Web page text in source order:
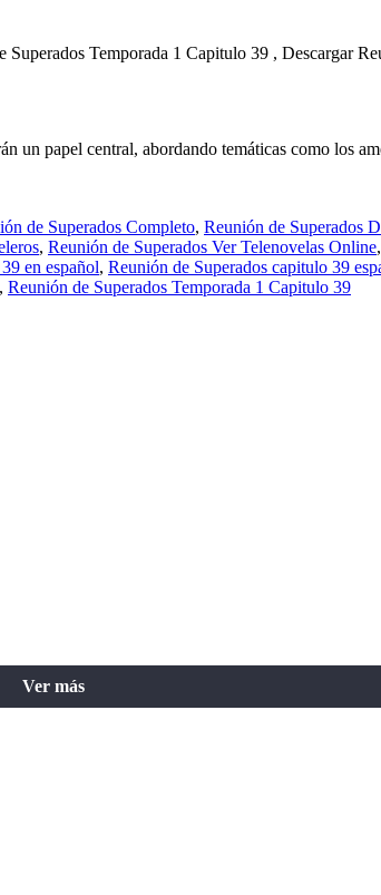
Temporada 1 Capitulo 39 , Descargar
un papel central, abordando temáticas como los
de Superados Completo, Reunión de Superados
, Reunión de Superados Ver Telenovelas Online,
en español, Reunión de Superados capitulo 39
, Reunión de Superados Temporada 1 Capitulo 39
Ver más